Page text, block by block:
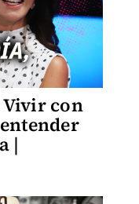
Vivir con
|